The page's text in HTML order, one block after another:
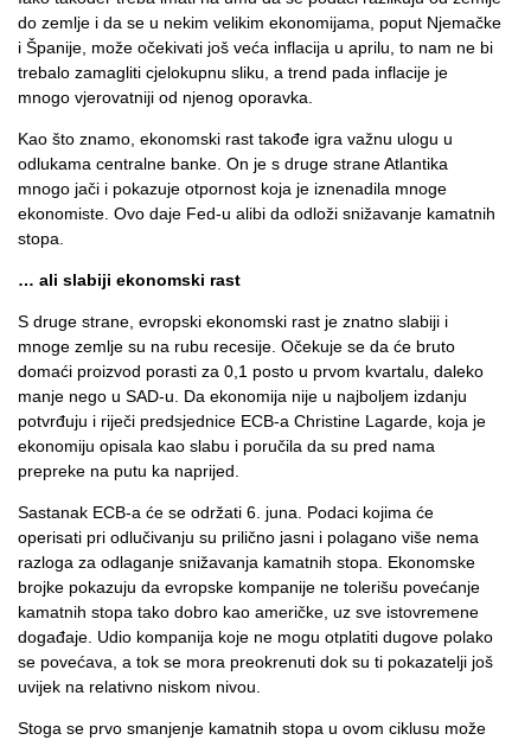
do zemlje i da se u nekim velikim ekonomijama, poput Njemačke
i Španije, može očekivati još veća inflacija u aprilu, to nam ne bi
trebalo zamagliti cjelokupnu sliku, a trend pada inflacije je
mnogo vjerovatniji od njenog oporavka.
Kao što znamo, ekonomski rast takođe igra važnu ulogu u
odlukama centralne banke. On je s druge strane Atlantika
mnogo jači i pokazuje otpornost koja je iznenadila mnoge
ekonomiste. Ovo daje Fed-u alibi da odloži snižavanje kamatnih
stopa.
… ali slabiji ekonomski rast
S druge strane, evropski ekonomski rast je znatno slabiji i
mnoge zemlje su na rubu recesije. Očekuje se da će bruto
domaći proizvod porasti za 0,1 posto u prvom kvartalu, daleko
manje nego u SAD-u. Da ekonomija nije u najboljem izdanju
potvrđuju i riječi predsjednice ECB-a Christine Lagarde, koja je
ekonomiju opisala kao slabu i poručila da su pred nama
prepreke na putu ka naprijed.
Sastanak ECB-a će se održati 6. juna. Podaci kojima će
operisati pri odlučivanju su prilično jasni i polagano više nema
razloga za odlaganje snižavanja kamatnih stopa. Ekonomske
brojke pokazuju da evropske kompanije ne tolerišu povećanje
kamatnih stopa tako dobro kao američke, uz sve istovremene
događaje. Udio kompanija koje ne mogu otplatiti dugove polako
se povećava, a tok se mora preokrenuti dok su ti pokazatelji još
uvijek na relativno niskom nivou.
Stoga se prvo smanjenje kamatnih stopa u ovom ciklusu može